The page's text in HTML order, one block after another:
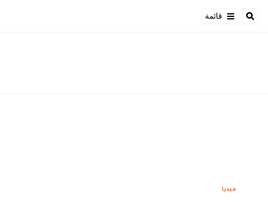
قائمة
ميديا